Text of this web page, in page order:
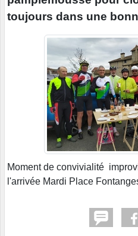
toujours dans une
Moment de convivialité
l'arrivée Mardi Place